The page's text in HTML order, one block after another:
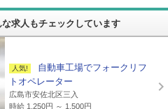
求人もチェックしています
自動車工場でフォークリフ
トオペレーター
広島市安佐北区三入
時給 1,250円 ～ 1,500円